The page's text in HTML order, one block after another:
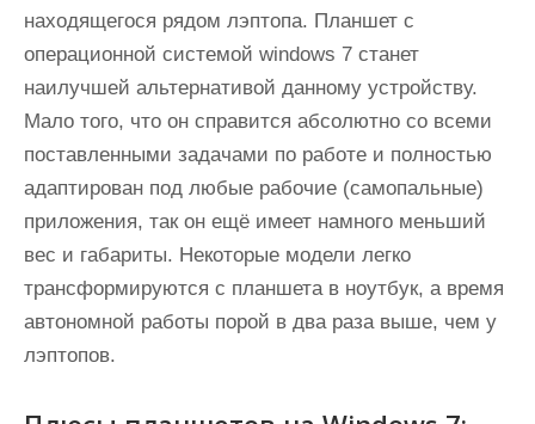
находящегося рядом лэптопа. Планшет с
операционной системой windows 7 станет
наилучшей альтернативой данному устройству.
Мало того, что он справится абсолютно со всеми
поставленными задачами по работе и полностью
адаптирован под любые рабочие (самопальные)
приложения, так он ещё имеет намного меньший
вес и габариты. Некоторые модели легко
трансформируются с планшета в ноутбук, а время
автономной работы порой в два раза выше, чем у
лэптопов.